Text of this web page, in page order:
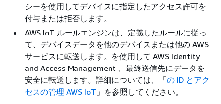
シーを使用してデバイスに指定したアクセス許可を
付与または拒否します。
AWS IoT ルールエンジンは、定義したルールに従っ
て、デバイスデータを他のデバイスまたは他の AWS
サービスに転送します。を使用して AWS Identity
and Access Management 、最終送信先にデータを
安全に転送します。詳細については、「の ID とアク
セスの管理 AWS IoT 」を参照してください。